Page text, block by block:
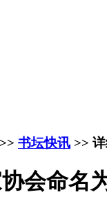
>> 书坛快讯 >>
会命名